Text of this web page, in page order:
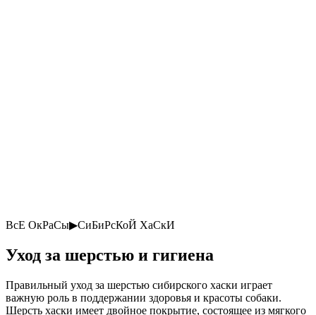
ВсЕ ОкРаСы▶СиБиРсКоЙ ХаСкИ
Уход за шерстью и гигиена
Правильный уход за шерстью сибирского хаски играет
важную роль в поддержании здоровья и красоты собаки.
Шерсть хаски имеет двойное покрытие, состоящее из мягкого